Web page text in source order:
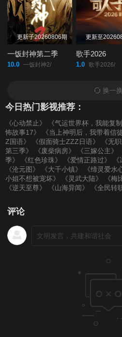
更新子20260806期
一饭封神第二季
10.0 一饭封神2/
更新至
歌手2026
1.0 歌手2026/
换一换
今日热门影视推荐：
《心动禁止》 《气运世界杯，我能复
怖故事17》
《当上神明后，我带着信
Z国语》
《假面骑士ZZZ日语》
《无
第三季》
《废柴病房》 《三嫁公主》
季》
《红色珍珠》 《爱情正路过》
《沧元图》
《大千小镇》 《缔灵爱水
小姐不想被宠坏》
《灵武大陆》 《梅
《逆天至尊》
《山海异闻》 《全民转
评论